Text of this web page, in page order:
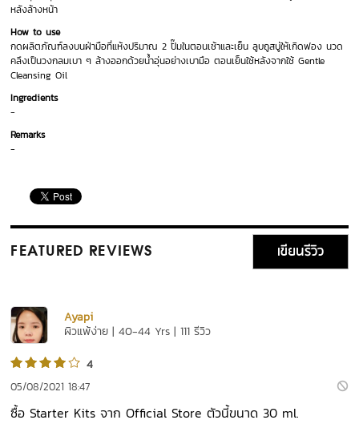
หลังล้างหน้า
How to use
กดผลิตภัณฑ์ลงบนฝ่ามือที่แห้งปริมาณ 2 ปั๊มในตอนเช้าและเย็น ลูบถูสบู่ให้เกิดฟอง นวด
คลึงเป็นวงกลมเบา ๆ ล้างออกด้วยน้ำอุ่นอย่างเบามือ ตอนเย็นใช้หลังจากใช้ Gentle
Cleansing Oil
Ingredients
-
Remarks
-
FEATURED REVIEWS เขียนรีวิว
Ayapi
ผิวแพ้ง่าย | 40-44 Yrs | 111 รีวิว
4
05/08/2021 18:47
ซื้อ Starter Kits จาก Official Store ตัวนี้ขนาด 30 ml.